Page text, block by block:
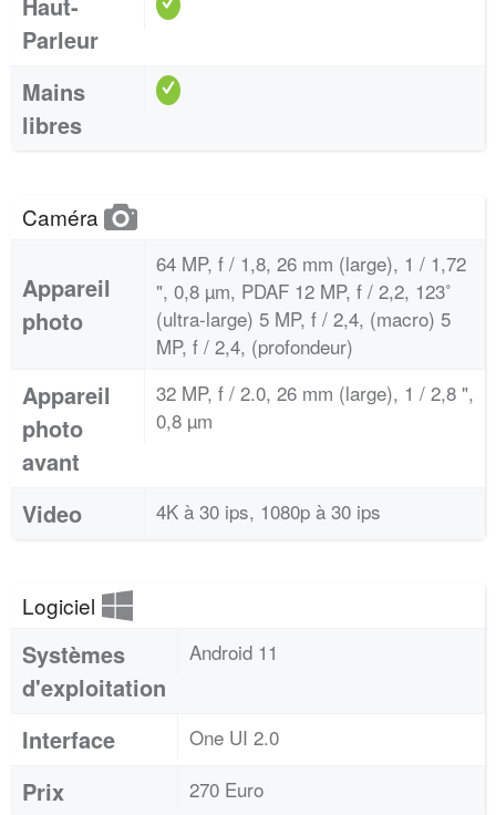
Parleur
Mains
libres
Caméra
Appareil
photo
64 MP, f / 1,8, 26 mm (large), 1 / 1,72
", 0,8 µm, PDAF 12 MP, f / 2,2, 123˚
(ultra-large) 5 MP, f / 2,4, (macro) 5
MP, f / 2,4, (profondeur)
Appareil
photo
avant
32 MP, f / 2.0, 26 mm (large), 1 / 2,8 ",
0,8 µm
Video 4K à 30 ips, 1080p à 30 ips
Logiciel
Systèmes
d'exploitation
Android 11
Interface One UI 2.0
Prix 270 Euro